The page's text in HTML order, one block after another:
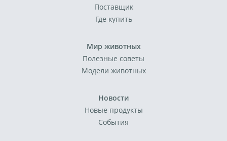
Поставщик
Где купить
Мир животных
Полезные советы
Модели животных
Новости
Новые продукты
События